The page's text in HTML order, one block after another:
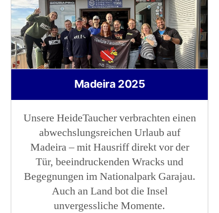
Madeira 2025
Unsere HeideTaucher verbrachten einen
abwechslungsreichen Urlaub auf
Madeira – mit Hausriff direkt vor der
Tür, beeindruckenden Wracks und
Begegnungen im Nationalpark Garajau.
Auch an Land bot die Insel
unvergessliche Momente.